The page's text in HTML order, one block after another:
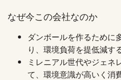
なぜ今この会社なのか
ダンボールを作るために
り、環境負荷を提低減す
ミレニアル世代やジェネ
て、環境意識が高いく消